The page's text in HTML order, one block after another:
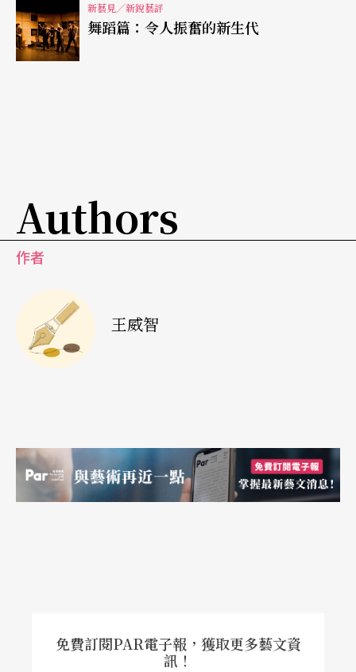
《加利哥的故事》是關於人的故事，以精密結構，
以秒數計算演員動作聞名的羅伯．威爾森，在劇中
詮釋。在《加利哥的故事》裡，形式的意義是導演
對於人的深層探索，去掉物質文明，人還剩什麼？
在終幕出現與開幕同樣的遊行隊伍，姿態相同卻沒
邀請觀眾看清楚人，思考人，但對於人，他沒給答
案，如他所言，詮釋是別人的事了。
新藝見／新銳藝評
舞蹈篇：令人振奮的新生代
Authors
作者
王威智
免費訂閱PAR電子報，獲取更多藝文資
訊！